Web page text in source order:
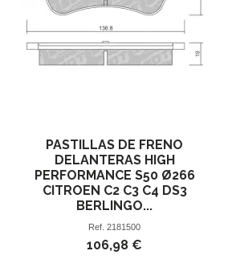
PASTILLAS DE FRENO
DELANTERAS HIGH
PERFORMANCE S50 Ø266
CITROEN C2 C3 C4 DS3
BERLINGO...
Ref.2181500
106,98 €